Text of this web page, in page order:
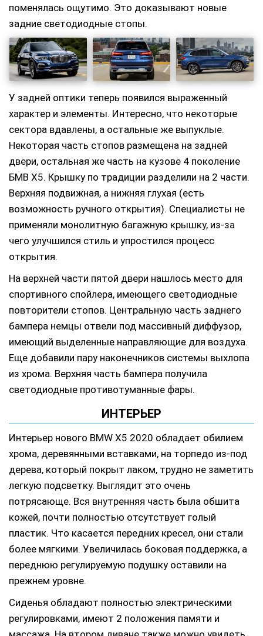
поменялась ощутимо. Это доказывают новые
задние светодиодные стопы.
У задней оптики теперь появился выраженный
характер и элементы. Интересно, что некоторые
сектора вдавлены, а остальные же выпуклые.
Некоторая часть стопов размещена на задней
двери, остальная же часть на кузове 4 поколение
БМВ Х5. Крышку по традиции разделили на 2 части.
Верхняя подвижная, а нижняя глухая (есть
возможность ручного открытия). Специалисты не
применяли монолитную багажную крышку, из-за
чего улучшился стиль и упростился процесс
открытия.
На верхней части пятой двери нашлось место для
спортивного спойлера, имеющего светодиодные
повторители стопов. Центральную часть заднего
бампера немцы отвели под массивный диффузор,
имеющий выделенные направляющие для воздуха.
Еще добавили пару наконечников системы выхлопа
из хрома. Верхняя часть бампера получила
светодиодные противотуманные фары.
ИНТЕРЬЕР
Интерьер нового BMW X5 2020 обладает обилием
хрома, деревянными вставками, на торпедо из-под
дерева, который покрыт лаком, трудно не заметить
легкую подсветку. Выглядит это очень
потрясающе. Вся внутренняя часть была обшита
кожей, почти полностью отсутствует голый
пластик. Что касается передних кресел, они стали
более мягкими. Увеличилась боковая поддержка, а
переднюю регулируемую подушку оставили на
прежнем уровне.
Сиденья обладают полностью электрическими
регулировками, имеют 2 положения памяти и